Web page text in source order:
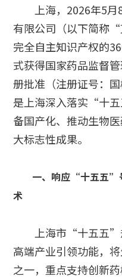
上海，2026年5月
有限公司（以下简称
完全自主知识产权的
式获得国家药品监督
册批准（注册证号：
是上海深入落实“十
备国产化、推动生物
大标志性成果。
一、响应“十五五”
术
上海市“十五五”
高端产业引领功能，
之一，重点支持创新